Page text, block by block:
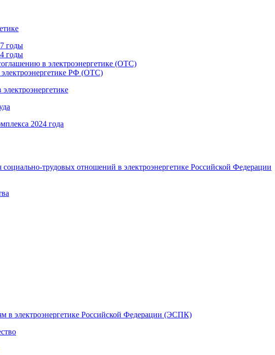
годы
годы
в электроэнергетике (ОТС)
РФ (ОТС)
2024 года
трудовых отношений в электроэнергетике Российской Федерации
в электроэнергетике Российской Федерации (ЭСПК)